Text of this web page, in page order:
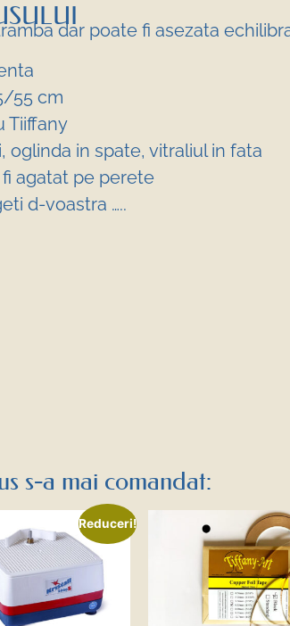
dar poate fi asezata
55 cm
Tiiffany
oglinda in spate, vitraliul in fata
agatat pe perete
d-voastra …..
s-a mai comandat:
Reduceri!